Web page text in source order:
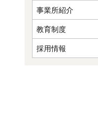
事業所紹介
教育制度
採用情報